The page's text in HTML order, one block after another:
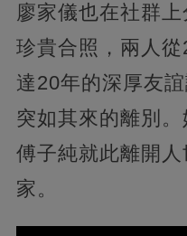
廖家儀也在社群
珍貴合照，兩人
達20年的深厚友
突如其來的離別
傅子純就此離開
家。